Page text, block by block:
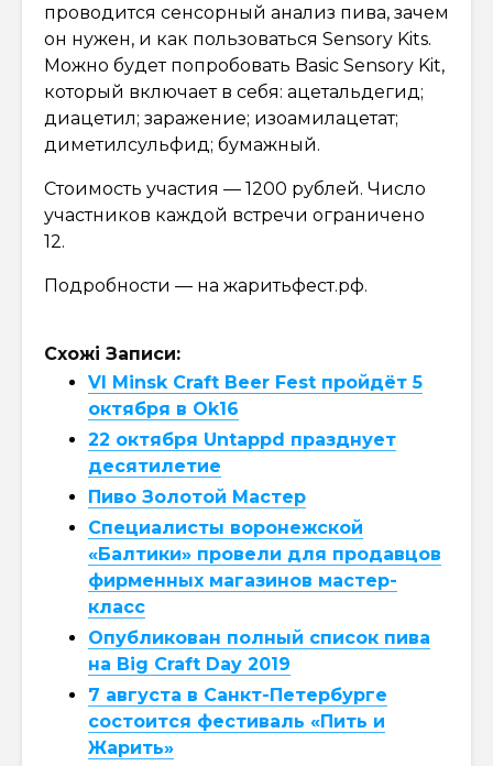
проводится сенсорный анализ пива, зачем
он нужен, и как пользоваться Sensory Kits.
Можно будет попробовать Basic Sensory Kit,
который включает в себя: ацетальдегид;
диацетил; заражение; изоамилацетат;
диметилсульфид; бумажный.
Стоимость участия — 1200 рублей. Число
участников каждой встречи ограничено
12.
Подробности — на жаритьфест.рф.
Схожі Записи:
VI Minsk Craft Beer Fest пройдёт 5
октября в Ok16
22 октября Untappd празднует
десятилетие
Пиво Золотой Мастер
Специалисты воронежской
«Балтики» провели для продавцов
фирменных магазинов мастер-
класс
Опубликован полный список пива
на Big Craft Day 2019
7 августа в Санкт-Петербурге
состоится фестиваль «Пить и
Жарить»